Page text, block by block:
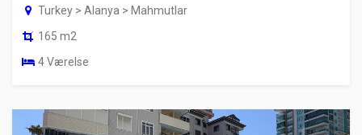
Turkey > Alanya > Mahmutlar
165 m2
4 Værelse